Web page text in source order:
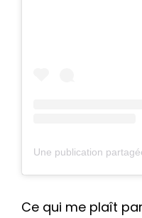
Une publication
Ce qui me plaît